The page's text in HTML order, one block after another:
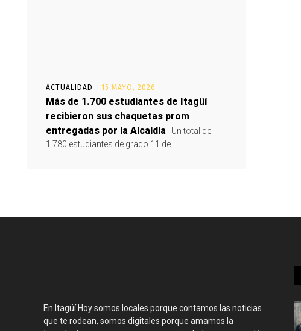
ACTUALIDAD 15 MAYO, 2026
Más de 1.700 estudiantes de Itagüí
recibieron sus chaquetas prom
entregadas por la Alcaldía
Un total de
1.780 estudiantes de grado 11 de...
En Itagüí Hoy somos locales porque contamos las noticias
que te rodean, somos digitales porque amamos la